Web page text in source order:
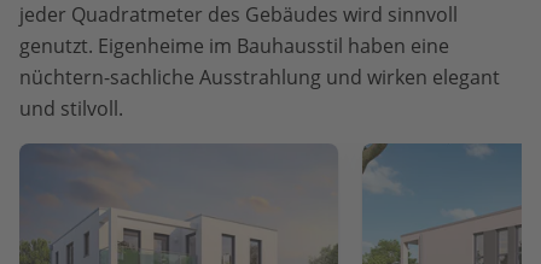
jeder Quadratmeter des Gebäudes wird sinnvoll
genutzt. Eigenheime im Bauhausstil haben eine
nüchtern-sachliche Ausstrahlung und wirken elegant
und stilvoll.